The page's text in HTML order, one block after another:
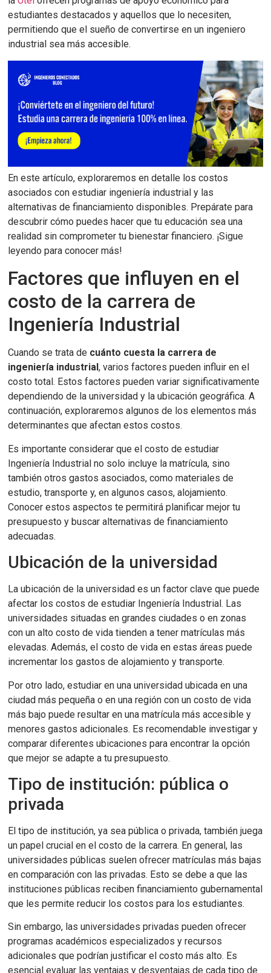
estudiantes destacados y aquellos que lo necesiten,
permitiendo que el sueño de convertirse en un ingeniero
industrial sea más accesible.
En este artículo, exploraremos en detalle los costos
asociados con estudiar ingeniería industrial y las
alternativas de financiamiento disponibles. Prepárate para
descubrir cómo puedes hacer que tu educación sea una
realidad sin comprometer tu bienestar financiero. ¡Sigue
leyendo para conocer más!
Factores que influyen en el
costo de la carrera de
Ingeniería Industrial
Cuando se trata de cuánto cuesta la carrera de
ingeniería industrial, varios factores pueden influir en el
costo total. Estos factores pueden variar significativamente
dependiendo de la universidad y la ubicación geográfica. A
continuación, exploraremos algunos de los elementos más
determinantes que afectan estos costos.
Es importante considerar que el costo de estudiar
Ingeniería Industrial no solo incluye la matrícula, sino
también otros gastos asociados, como materiales de
estudio, transporte y, en algunos casos, alojamiento.
Conocer estos aspectos te permitirá planificar mejor tu
presupuesto y buscar alternativas de financiamiento
adecuadas.
Ubicación de la universidad
La ubicación de la universidad es un factor clave que puede
afectar los costos de estudiar Ingeniería Industrial. Las
universidades situadas en grandes ciudades o en zonas
con un alto costo de vida tienden a tener matrículas más
elevadas. Además, el costo de vida en estas áreas puede
incrementar los gastos de alojamiento y transporte.
Por otro lado, estudiar en una universidad ubicada en una
ciudad más pequeña o en una región con un costo de vida
más bajo puede resultar en una matrícula más accesible y
menores gastos adicionales. Es recomendable investigar y
comparar diferentes ubicaciones para encontrar la opción
que mejor se adapte a tu presupuesto.
Tipo de institución: pública o
privada
El tipo de institución, ya sea pública o privada, también juega
un papel crucial en el costo de la carrera. En general, las
universidades públicas suelen ofrecer matrículas más bajas
en comparación con las privadas. Esto se debe a que las
instituciones públicas reciben financiamiento gubernamental
que les permite reducir los costos para los estudiantes.
Sin embargo, las universidades privadas pueden ofrecer
programas académicos especializados y recursos
adicionales que podrían justificar el costo más alto. Es
esencial evaluar las ventajas y desventajas de cada tipo de